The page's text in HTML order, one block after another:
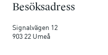
Besöksadress
Signalvägen 12
903 22 Umeå